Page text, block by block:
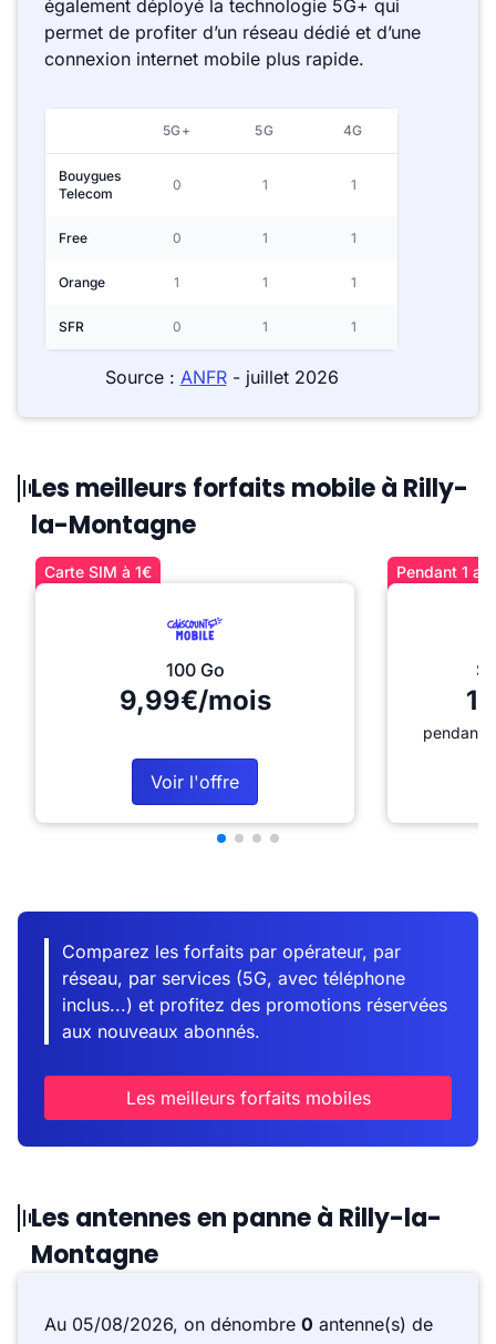
également déployé la technologie 5G+ qui
permet de profiter d’un réseau dédié et d’une
connexion internet mobile plus rapide.
5G+ 5G 4G
Bouygues
Telecom
0 1 1
Free 0 1 1
Orange 1 1 1
SFR 0 1 1
Source : ANFR- juillet 2026
Les meilleurs forfaits mobile à Rilly-
la-Montagne
Carte SIM à 1€
100 Go
9,99€/mois
Voir l'offre
Pendant 1
pendant
Comparez les forfaits par opérateur, par
réseau, par services (5G, avec téléphone
inclus...) et profitez des promotions réservées
aux nouveaux abonnés.
Les meilleurs forfaits mobiles
Les antennes en panne à Rilly-la-
Montagne
Au 05/08/2026, on dénombre 0 antenne(s) de